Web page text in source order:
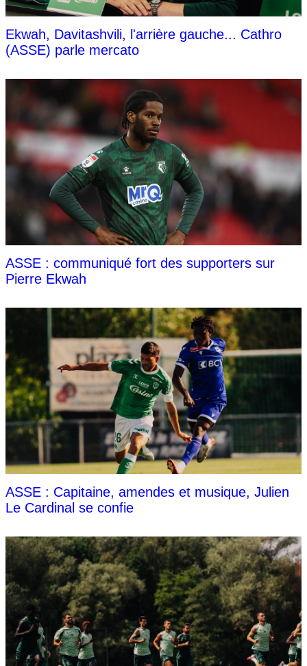
Ekwah, Davitashvili, l'arrière gauche... Cathro
(ASSE) parle mercato
ASSE : communiqué fort des supporters sur
Pierre Ekwah
ASSE : Capitaine, amendes et musique, Julien
Le Cardinal se confie